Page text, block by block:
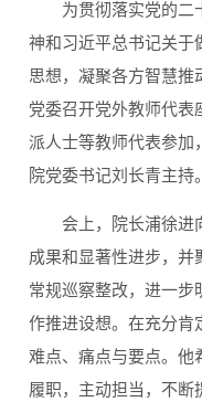
为贯彻落实党的二
神和习近平总书记关于
思想，凝聚各方智慧推
党委召开党外教师代表
派人士等教师代表参加
院党委书记刘长青主持。
会上，院长浦徐进
成果和显著性进步，并
常规巡察整改，进一步
作推进设想。在充分肯
难点、痛点与要点。他
履职，主动担当，不断